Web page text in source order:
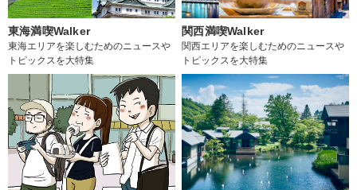
東海満喫Walker
東海エリアを楽しむためのニュースや
トピックスを大特集
関西満喫Walker
関西エリアを楽しむためのニュースや
トピックスを大特集